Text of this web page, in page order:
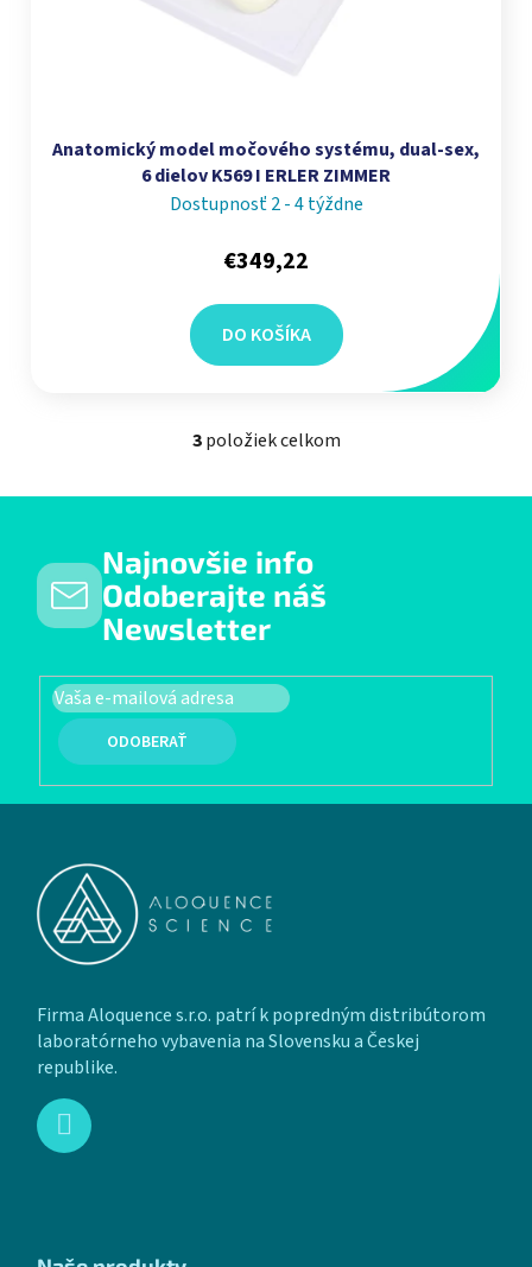
Anatomický model močového systému, dual-sex,
6 dielov K569 I ERLER ZIMMER
Dostupnosť 2 - 4 týždne
€349,22
DO KOŠÍKA
Ovládacie prvky výpisu
3položiek celkom
Najnovšie info
Odoberajte náš
Newsletter
PRIHLÁSIŤ SA
Firma Aloquence s.r.o. patrí k popredným distribútorom
laboratórneho vybavenia na Slovensku a Českej
republike.